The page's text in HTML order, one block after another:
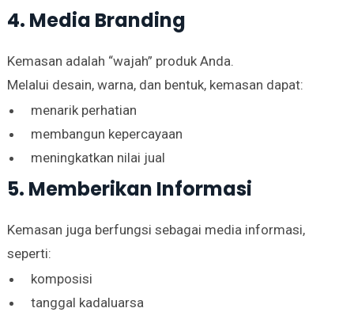
4. Media Branding
Kemasan adalah “wajah” produk Anda.
Melalui desain, warna, dan bentuk, kemasan dapat:
menarik perhatian
membangun kepercayaan
meningkatkan nilai jual
5. Memberikan Informasi
Kemasan juga berfungsi sebagai media informasi,
seperti:
komposisi
tanggal kadaluarsa